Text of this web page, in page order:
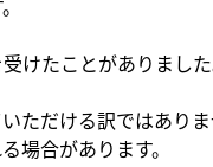
けたことがありました
ただける訳ではありま
場合があります。